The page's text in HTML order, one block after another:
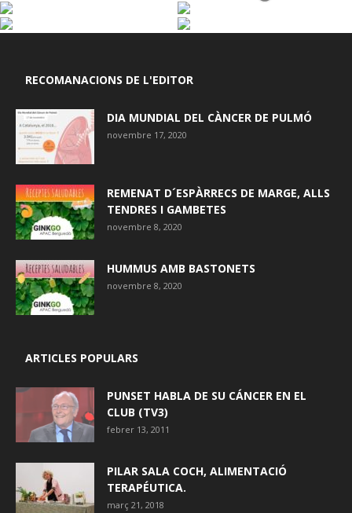
RECOMANACIONS DE L'EDITOR
DIA MUNDIAL DEL CÀNCER DE PULMÓ
novembre 17, 2020
REMENAT D´ESPÀRRECS DE MARGE, ALLS
TENDRES I GAMBETES
novembre 8, 2020
HUMMUS AMB BASTONETS
novembre 8, 2020
ARTICLES POPULARS
PUNSET HABLA DE SU CÁNCER EN EL
CLUB (TV3)
febrer 13, 2011
PILAR SALA COCH, ALIMENTACIÓ
TERAPÉUTICA.
març 21, 2018